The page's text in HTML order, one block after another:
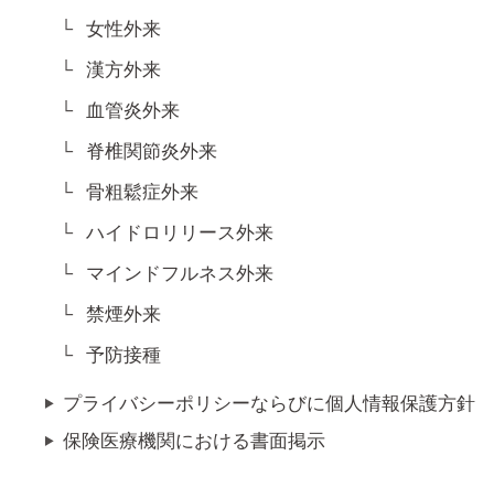
女性外来
漢方外来
血管炎外来
脊椎関節炎外来
骨粗鬆症外来
ハイドロリリース外来
マインドフルネス外来
禁煙外来
予防接種
プライバシーポリシーならびに個人情報保護方針
保険医療機関における書面掲示